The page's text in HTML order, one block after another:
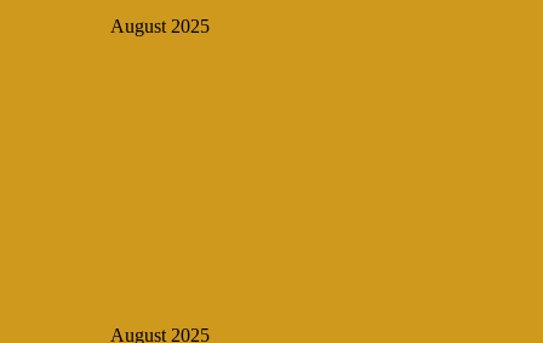
August 2025
August 2025